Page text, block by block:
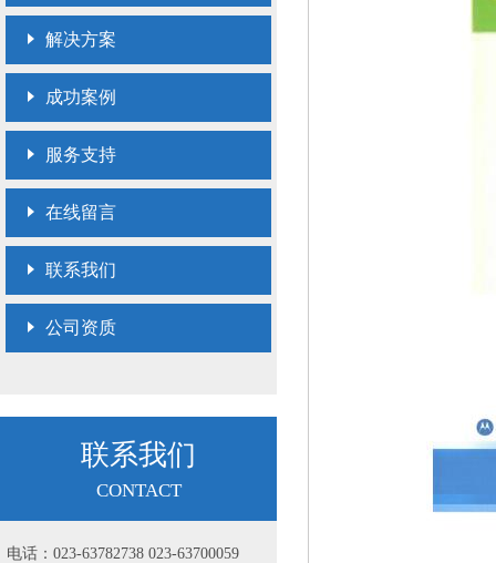
解决方案
成功案例
服务支持
在线留言
联系我们
公司资质
联系我们
CONTACT
电话：023-63782738 023-63700059